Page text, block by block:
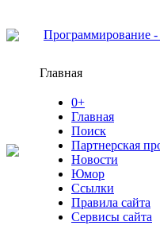
Программирование -
Главная
0+
Главная
Поиск
Партнерская
Новости
Юмор
Ссылки
Правила сайта
Сервисы сайта